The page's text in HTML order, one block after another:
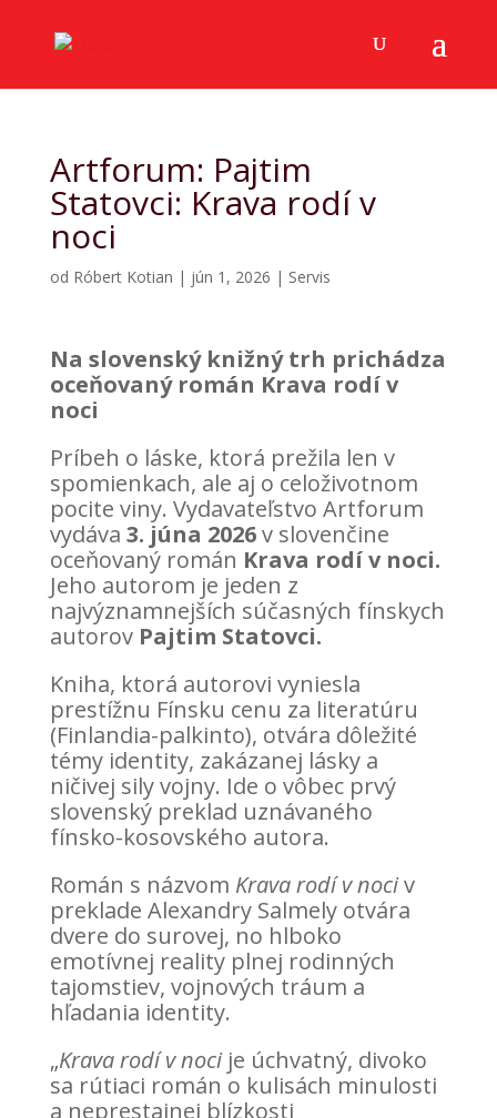
Artforum: Pajtim
Statovci: Krava rodí v
noci
od Róbert Kotian | jún 1, 2026 | Servis
Na slovenský knižný trh prichádza
oceňovaný román Krava rodí v
noci
Príbeh o láske, ktorá prežila len v
spomienkach, ale aj o celoživotnom
pocite viny. Vydavateľstvo Artforum
vydáva 3. júna 2026v slovenčine
oceňovaný román Krava rodí v noci.
Jeho autorom je jeden z
najvýznamnejších súčasných fínskych
autorov Pajtim Statovci.
Kniha, ktorá autorovi vyniesla
prestížnu Fínsku cenu za literatúru
(Finlandia-palkinto), otvára dôležité
témy identity, zakázanej lásky a
ničivej sily vojny. Ide o vôbec prvý
slovenský preklad uznávaného
fínsko-kosovského autora.
Román s názvom Krava rodí v nociv
preklade Alexandry Salmely otvára
dvere do surovej, no hlboko
emotívnej reality plnej rodinných
tajomstiev, vojnových tráum a
hľadania identity.
„Krava rodí v nocije úchvatný, divoko
sa rútiaci román o kulisách minulosti
a neprestajnej blízkosti